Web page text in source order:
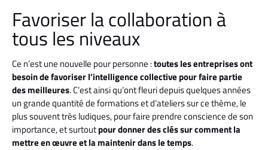
Favoriser la collaboration à
tous les niveaux
Ce n’est une nouvelle pour personne :toutes les entreprises ont
besoin de favoriser l’intelligence collective pour faire partie
des meilleures. C’est ainsi qu’ont fleuri depuis quelques années
un grande quantité de formations et d’ateliers sur ce thème, le
plus souvent très ludiques, pour faire prendre conscience de son
importance, et surtoutpour donner des clés sur comment la
mettre en œuvre et la maintenir dans le temps.